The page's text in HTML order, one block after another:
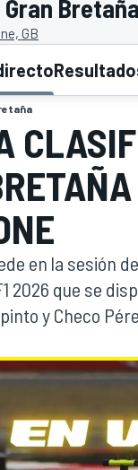
MOTO
Gran Bretaña
GB
en la sesión
2026 que se
y Checo